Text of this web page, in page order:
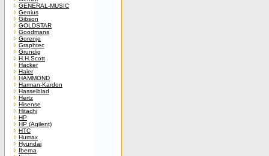
GENERAL-MUSIC
Genius
Gibson
GOLDSTAR
Goodmans
Gorenje
Graphtec
Grundig
H.H.Scott
Hacker
Haier
HAMMOND
Harman-Kardon
Hasselblad
Hertz
Hisense
Hitachi
HP
HP (Agilent)
HTC
Humax
Hyundai
Iberna